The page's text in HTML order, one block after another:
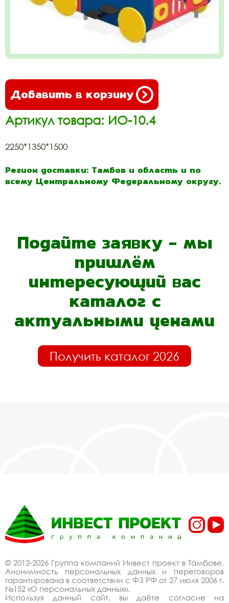
Добавить в корзину
Артикул товара: ИО-10.4
2250*1350*1500
Регион доставки: Тамбов и область и по
всему Центральному Федеральному округу.
Подайте заявку - мы
пришлём
интересующий вас
каталог с
актуальными ценами
Получить каталог 2026
© 2012-2026 Группа компаний Инвест проект в Тамбове.
Анонимность персональных данных и переговоров
гарантирована в соответствии с ФЗ РФ от 27 июля 2006 г.
№152 «О персональных данных».
Используя данный сайт, вы даёте согласие на